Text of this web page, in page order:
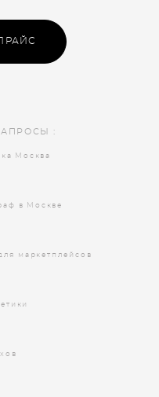
:
Москва
в Москве
маркетплейсов